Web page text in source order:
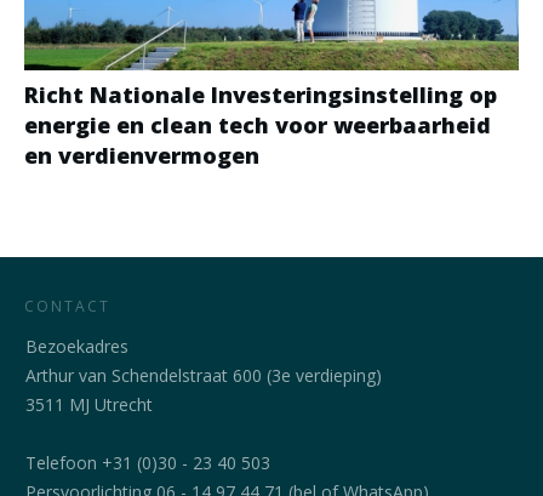
Richt Nationale Investeringsinstelling op
energie en clean tech voor weerbaarheid
en verdienvermogen
CONTACT
Bezoekadres
Arthur van Schendelstraat 600 (3e verdieping)
3511 MJ Utrecht
Telefoon +31 (0)30 - 23 40 503